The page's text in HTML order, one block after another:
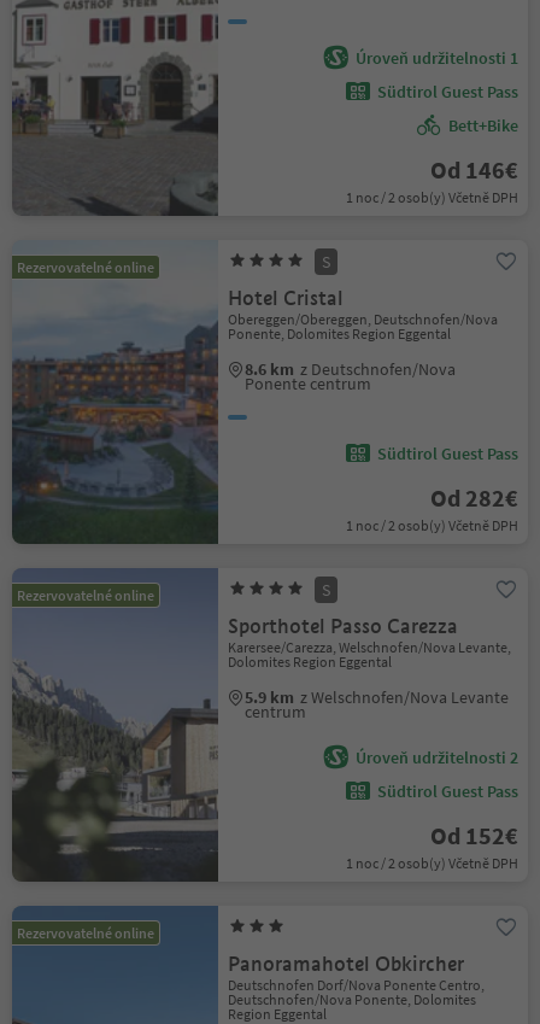
Úroveň udržitelnosti 1
Südtirol Guest Pass
Bett+Bike
Od 146€
1 noc / 2 osob(y) Včetně DPH
Rezervovatelné online S
Hotel Cristal
Obereggen/Obereggen, Deutschnofen/Nova
Ponente, Dolomites Region Eggental
8.6 km z Deutschnofen/Nova
Ponente centrum
Südtirol Guest Pass
Od 282€
1 noc / 2 osob(y) Včetně DPH
Rezervovatelné online S
Sporthotel Passo Carezza
Karersee/Carezza, Welschnofen/Nova Levante,
Dolomites Region Eggental
5.9 km z Welschnofen/Nova Levante
centrum
Úroveň udržitelnosti 2
Südtirol Guest Pass
Od 152€
1 noc / 2 osob(y) Včetně DPH
Rezervovatelné online
Panoramahotel Obkircher
Deutschnofen Dorf/Nova Ponente Centro,
Deutschnofen/Nova Ponente, Dolomites
Region Eggental